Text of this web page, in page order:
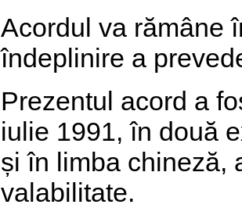
Acordul va rămâne
îndeplinire a
Prezentul acord a
iulie 1991, în două
și în limba chineză,
valabilitate.